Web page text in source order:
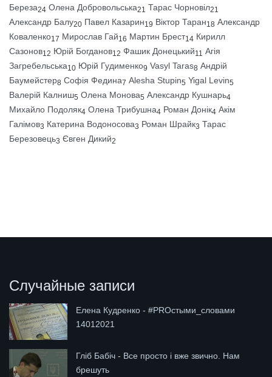
Береза24 Олена Добровольська21 Тарас Чорновіл21
Александр Балу20 Павел Казарин19 Віктор Таран18 Александр
Коваленко17 Мирослав Гай16 Мартин Брест14 Кирилл
Сазонов12 Юрій Богданов12 Фашик Донецький11 Агія
Загребельська10 Юрій Гудименко9 Vasyl Taras8 Андрій
Баумейстер8 Софія Федина7 Alesha Stupin5 Yigal Levin5
Валерій Калниш5 Олена Монова5 Александр Кушнарь4
Михайло Подоляк4 Олена Трибушна4 Роман Донік4 Акім
Галімов3 Катерина Водоносова3 Роман Шрайк3 Тарас
Березовець3 Євген Дикий2
Случайные записи
Елена Кудренко - #PROстыми_словами
14012021
Гліб Бабіч - Все просто і вже звично. Нам
брешуть